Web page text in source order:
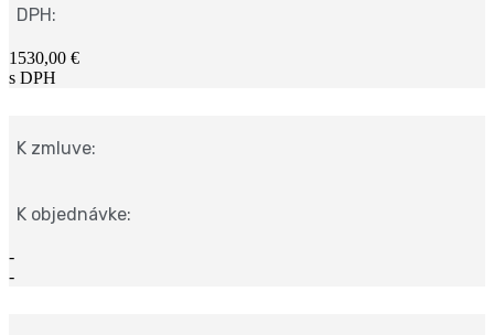
DPH:
1530,00 €
s DPH
K zmluve:
K objednávke:
-
-